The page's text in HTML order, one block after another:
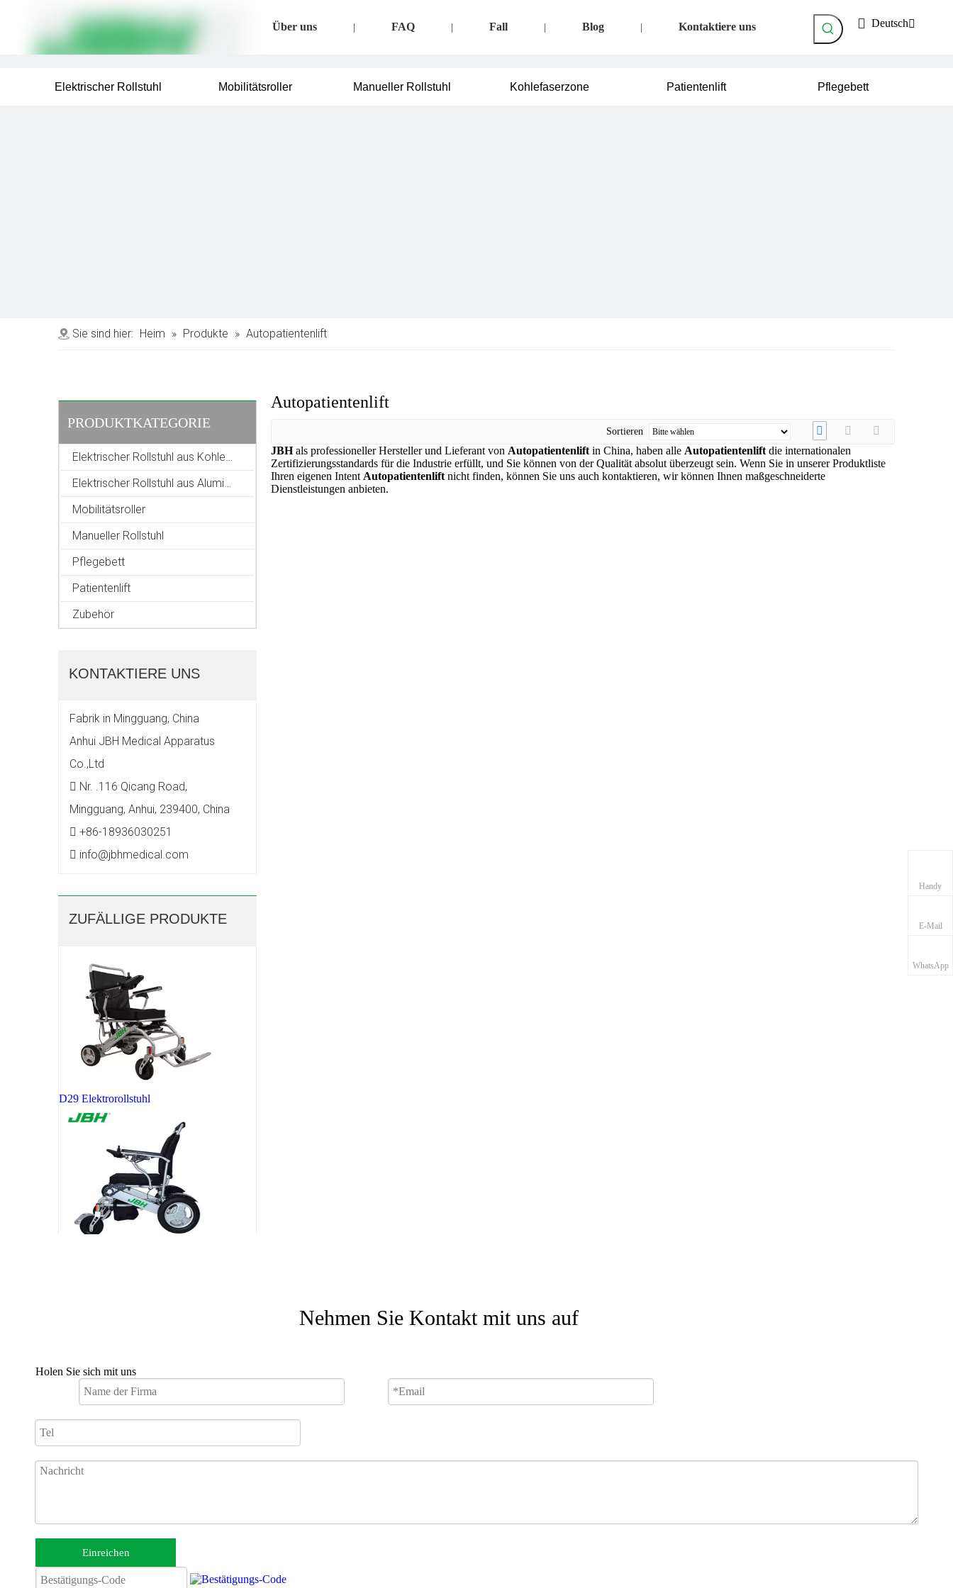
Über uns | FAQ | Fall | Blog | Kontaktiere uns Deutsch
Elektrischer Rollstuhl Mobilitätsroller Manueller Rollstuhl Kohlefaserzone Patientenlift Pflegebett
Sie sind hier: Heim » Produkte » Autopatientenlift
PRODUKTKATEGORIE
Elektrischer Rollstuhl aus Kohlefaser
Elektrischer Rollstuhl aus Aluminiumlegierung
Mobilitätsroller
Manueller Rollstuhl
Pflegebett
Patientenlift
Zubehör
KONTAKTIERE UNS
Fabrik in Mingguang, China
Anhui JBH Medical Apparatus
Co.,Ltd
 Nr. .116 Qicang Road,
Mingguang, Anhui, 239400, China
 +86-18936030251
 info@jbhmedical.com
ZUFÄLLIGE PRODUKTE
D29 Elektrorollstuhl
JBH Elektrischer tragbarer Mobilitätsroller
Autopatientenlift
Sortieren
JBHals professioneller Hersteller und Lieferant von Autopatientenlift in China, haben alle Autopatientenlift die internationalen
Zertifizierungsstandards für die Industrie erfüllt, und Sie können von der Qualität absolut überzeugt sein. Wenn Sie in unserer Produktliste
Ihren eigenen Intent Autopatientenlift nicht finden, können Sie uns auch kontaktieren, wir können Ihnen maßgeschneiderte
Dienstleistungen anbieten.
Nehmen Sie Kontakt mit uns auf
Handy
E-Mail
WhatsApp
Holen Sie sich mit uns
Einreichen